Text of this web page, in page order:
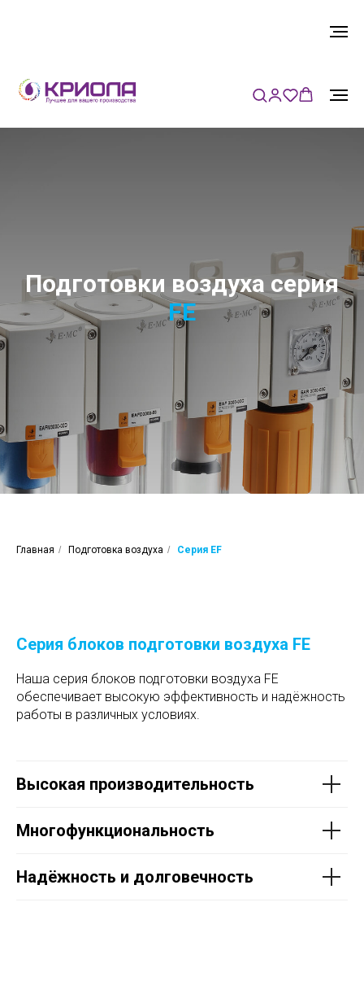
Подготовки воздуха серия
FE
Главная / Подготовка воздуха / Серия EF
Серия блоков подготовки воздуха FE
Наша серия блоков подготовки воздуха FE
обеспечивает высокую эффективность и надёжность
работы в различных условиях.
Высокая производительность
Многофункциональность
Надёжность и долговечность